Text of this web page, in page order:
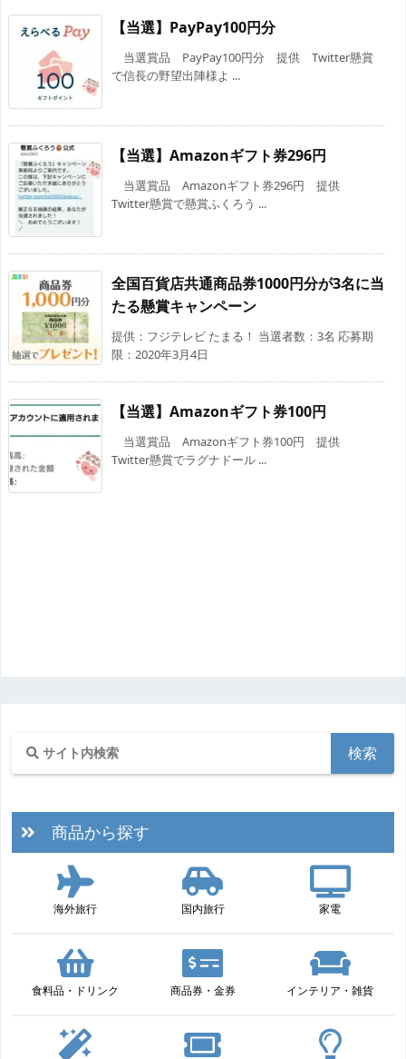
【当選】PayPay100円分
当選賞品 PayPay100円分 提供 Twitter懸賞
で信長の野望出陣様よ ...
【当選】Amazonギフト券296円
当選賞品 Amazonギフト券296円 提供
Twitter懸賞で懸賞ふくろう ...
全国百貨店共通商品券1000円分が3名に当
たる懸賞キャンペーン
提供：フジテレビ たまる！ 当選者数：3名 応募期
限：2020年3月4日
【当選】Amazonギフト券100円
当選賞品 Amazonギフト券100円 提供
Twitter懸賞でラグナドール ...
商品から探す
海外旅行 国内旅行 家電
食料品・ドリンク 商品券・金券 インテリア・雑貨